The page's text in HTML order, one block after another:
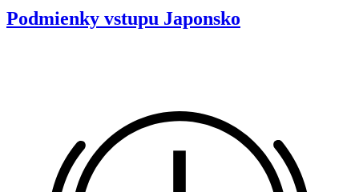
Podmienky vstupu Japonsko